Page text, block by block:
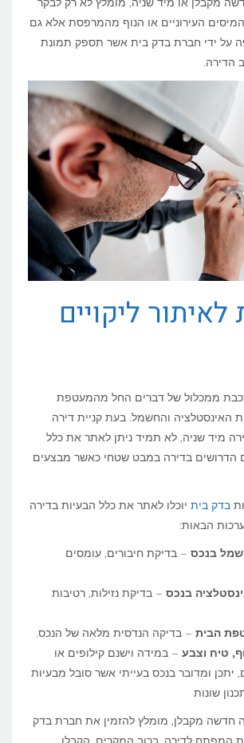
העירוניים או הנוף מהמרפסת אלא גם
על ידי חברת בדק בית אשר תספק תמונת
הדירה.
ליקויים
ממכלול של דברים החל מהמעטפת
האינסטלציה והחשמל. בעת קניית דירה
מיד שניה, לא תמיד ניתן לאתר את כלל
הדרושים בדירה במבט שטחי כאשר מבצעים
בדק בית יוכלו לאתר את כלל הבעיות בדירה
הבאות:
בנכס – בדיקת חיבורים, עומסים
בנכס – בדיקת נזילות, רטיבות
הבית – בדיקה הנדסית מלאה של הנכס.
טיח וצבע – במידה וישנם קילופים או
יתכן ומדובר בנכס בעייתי אשר סובל מבעיות
שונות
חדשה מקבלן, מומלץ להזמין את חברת בדק